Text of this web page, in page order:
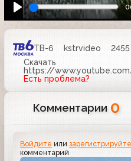
ТВ-6 kstrvideo 2455
Скачать
https://
Есть проблема?
Комментарии 0
Войдите или
комментарий